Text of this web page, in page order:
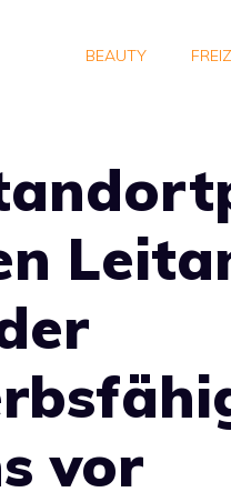
BEAUTY
vor